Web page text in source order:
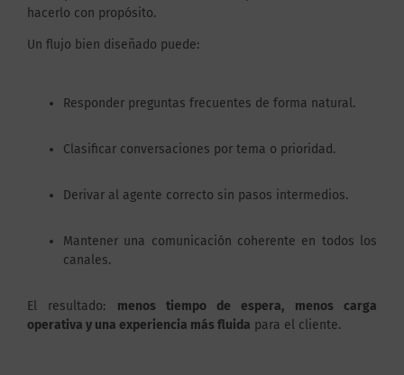
hacerlo con propósito.
Un flujo bien diseñado puede:
Responder preguntas frecuentes de forma natural.
Clasificar conversaciones por tema o prioridad.
Derivar al agente correcto sin pasos intermedios.
Mantener una comunicación coherente en todos los
canales.
El resultado: menos tiempo de espera, menos carga
operativa y una experiencia más fluida para el cliente.